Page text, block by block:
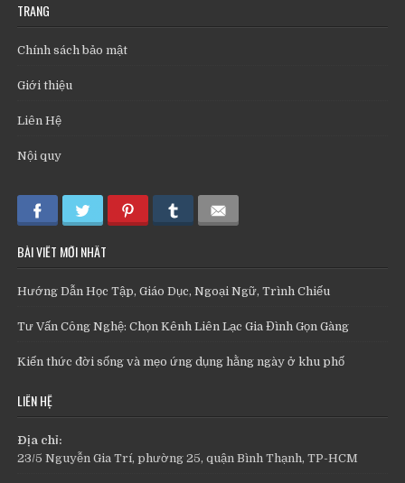
TRANG
Chính sách bảo mật
Giới thiệu
Liên Hệ
Nội quy
BÀI VIẾT MỚI NHẤT
Hướng Dẫn Học Tập, Giáo Dục, Ngoại Ngữ, Trình Chiếu
Tư Vấn Công Nghệ: Chọn Kênh Liên Lạc Gia Đình Gọn Gàng
Kiến thức đời sống và mẹo ứng dụng hằng ngày ở khu phố
LIÊN HỆ
Địa chỉ:
23/5 Nguyễn Gia Trí, phường 25, quận Bình Thạnh, TP-HCM